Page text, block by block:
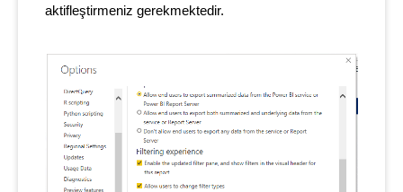
aktifleştirmeniz gerekmektedir.